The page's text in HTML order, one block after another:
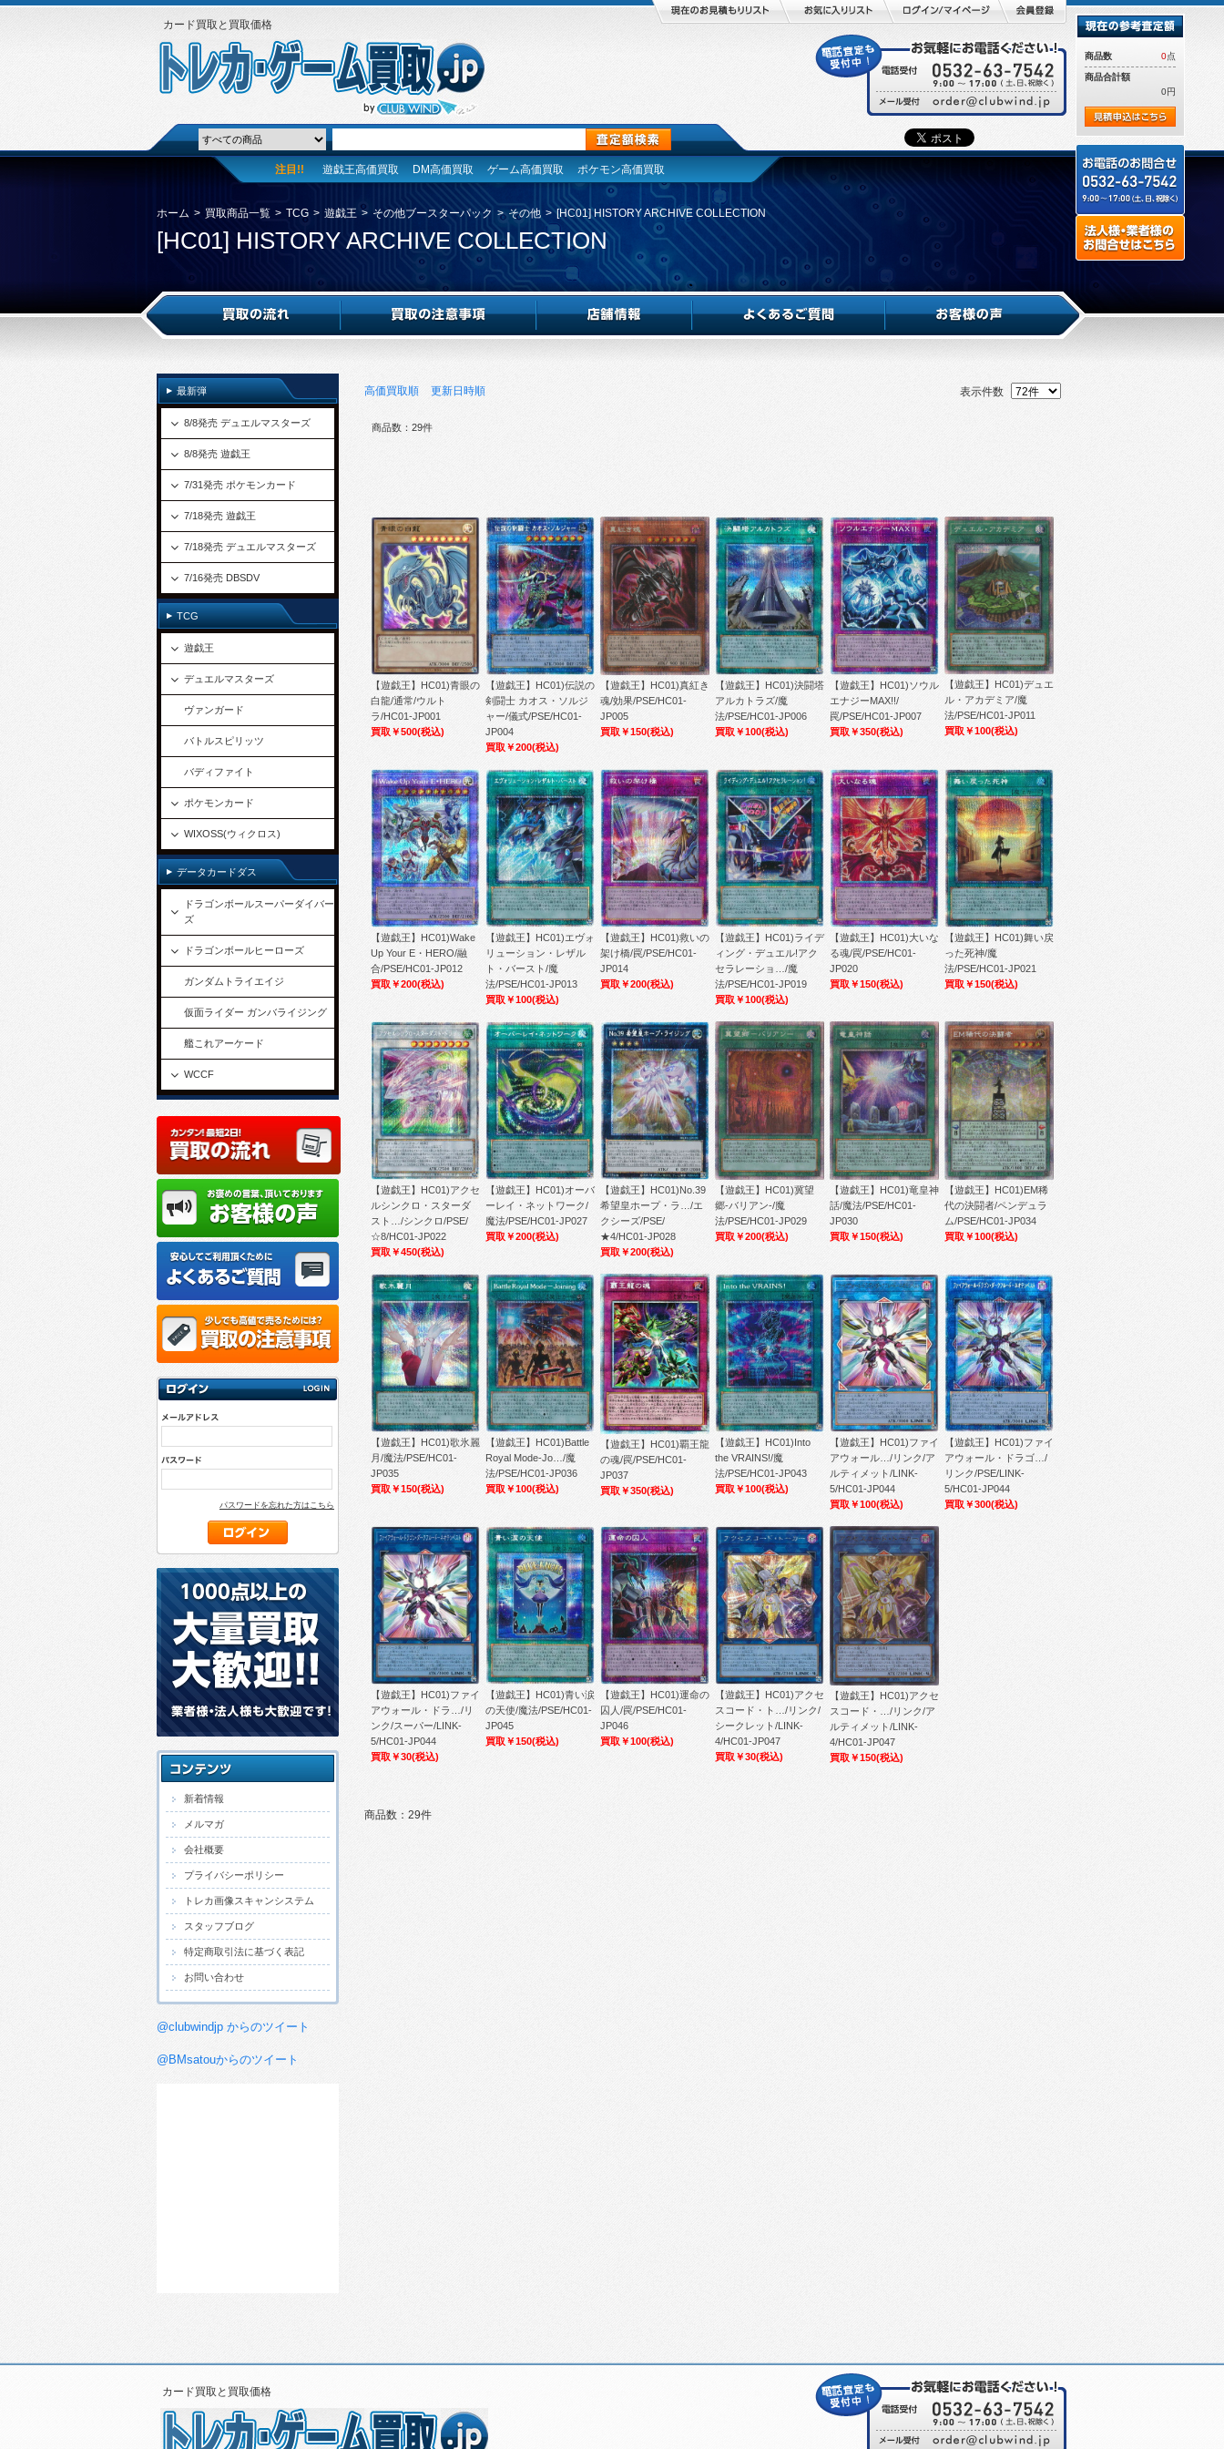
カード買取と買取価格
注目!! 遊戯王高価買取 DM高価買取 ゲーム高価買取 ポケモン高価買取
ホーム > 買取商品一覧 > TCG > 遊戯王 > その他ブースターパック > その他 > [HC01] HISTORY ARCHIVE COLLECTION
[HC01] HISTORY ARCHIVE COLLECTION
高価買取順 更新日時順 表示件数
商品数：29件
【遊戯王】HC01)青眼の
白龍/通常/ウルト
ラ/HC01-JP001
買取￥500(税込)
【遊戯王】HC01)伝説の
剣闘士 カオス・ソルジ
ャー/儀式/PSE/HC01-
JP004
買取￥200(税込)
【遊戯王】HC01)真紅き
魂/効果/PSE/HC01-
JP005
買取￥150(税込)
【遊戯王】HC01)決闘塔
アルカトラズ/魔
法/PSE/HC01-JP006
買取￥100(税込)
【遊戯王】HC01)ソウル
エナジーMAX!!/
罠/PSE/HC01-JP007
買取￥350(税込)
【遊戯王】HC01)デュエ
ル・アカデミア/魔
法/PSE/HC01-JP011
買取￥100(税込)
【遊戯王】HC01)Wake
Up Your E・HERO/融
合/PSE/HC01-JP012
買取￥200(税込)
【遊戯王】HC01)エヴォ
リューション・レザル
ト・バースト/魔
法/PSE/HC01-JP013
買取￥100(税込)
【遊戯王】HC01)救いの
架け橋/罠/PSE/HC01-
JP014
買取￥200(税込)
【遊戯王】HC01)ライデ
ィング・デュエル!アク
セラレーショ…/魔
法/PSE/HC01-JP019
買取￥100(税込)
【遊戯王】HC01)大いな
る魂/罠/PSE/HC01-
JP020
買取￥150(税込)
【遊戯王】HC01)舞い戻
った死神/魔
法/PSE/HC01-JP021
買取￥150(税込)
【遊戯王】HC01)アクセ
ルシンクロ・スターダ
スト…/シンクロ/PSE/
☆8/HC01-JP022
買取￥450(税込)
【遊戯王】HC01)オーバ
ーレイ・ネットワーク/
魔法/PSE/HC01-JP027
買取￥200(税込)
【遊戯王】HC01)No.39
希望皇ホープ・ラ…/エ
クシーズ/PSE/
★4/HC01-JP028
買取￥200(税込)
【遊戯王】HC01)冀望
郷-バリアン-/魔
法/PSE/HC01-JP029
買取￥200(税込)
【遊戯王】HC01)竜皇神
話/魔法/PSE/HC01-
JP030
買取￥150(税込)
【遊戯王】HC01)EM稀
代の決闘者/ペンデュラ
ム/PSE/HC01-JP034
買取￥100(税込)
【遊戯王】HC01)歌氷麗
月/魔法/PSE/HC01-
JP035
買取￥150(税込)
【遊戯王】HC01)Battle
Royal Mode-Jo…/魔
法/PSE/HC01-JP036
買取￥100(税込)
【遊戯王】HC01)覇王龍
の魂/罠/PSE/HC01-
JP037
買取￥350(税込)
【遊戯王】HC01)Into
the VRAINS!/魔
法/PSE/HC01-JP043
買取￥100(税込)
【遊戯王】HC01)ファイ
アウォール…/リンク/ア
ルティメット/LINK-
5/HC01-JP044
買取￥100(税込)
【遊戯王】HC01)ファイ
アウォール・ドラゴ…/
リンク/PSE/LINK-
5/HC01-JP044
買取￥300(税込)
【遊戯王】HC01)ファイ
アウォール・ドラ…/リ
ンク/スーパー/LINK-
5/HC01-JP044
買取￥30(税込)
【遊戯王】HC01)青い涙
の天使/魔法/PSE/HC01-
JP045
買取￥150(税込)
【遊戯王】HC01)運命の
囚人/罠/PSE/HC01-
JP046
買取￥100(税込)
【遊戯王】HC01)アクセ
スコード・ト…/リンク/
シークレット/LINK-
4/HC01-JP047
買取￥30(税込)
【遊戯王】HC01)アクセ
スコード・…/リンク/ア
ルティメット/LINK-
4/HC01-JP047
買取￥150(税込)
商品数：29件
商品数 0点
商品合計額
0円
最新弾
8/8発売 デュエルマスターズ
8/8発売 遊戯王
7/31発売 ポケモンカード
7/18発売 遊戯王
7/18発売 デュエルマスターズ
7/16発売 DBSDV
TCG
遊戯王
デュエルマスターズ
ヴァンガード
バトルスピリッツ
バディファイト
ポケモンカード
WIXOSS(ウィクロス)
データカードダス
ドラゴンボールスーパーダイバー
ズ
ドラゴンボールヒーローズ
ガンダムトライエイジ
仮面ライダー ガンバライジング
艦これアーケード
WCCF
パスワードを忘れた方はこちら
新着情報
メルマガ
会社概要
プライバシーポリシー
トレカ画像スキャンシステム
スタッフブログ
特定商取引法に基づく表記
お問い合わせ
@clubwindjp からのツイート
@BMsatouからのツイート
カード買取と買取価格